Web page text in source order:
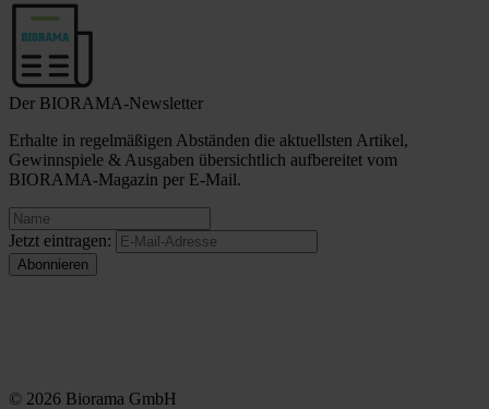
Der BIORAMA-Newsletter
Erhalte in regelmäßigen Abständen die aktuellsten Artikel,
Gewinnspiele & Ausgaben übersichtlich aufbereitet vom
BIORAMA-Magazin per E-Mail.
Jetzt eintragen:
© 2026 Biorama GmbH